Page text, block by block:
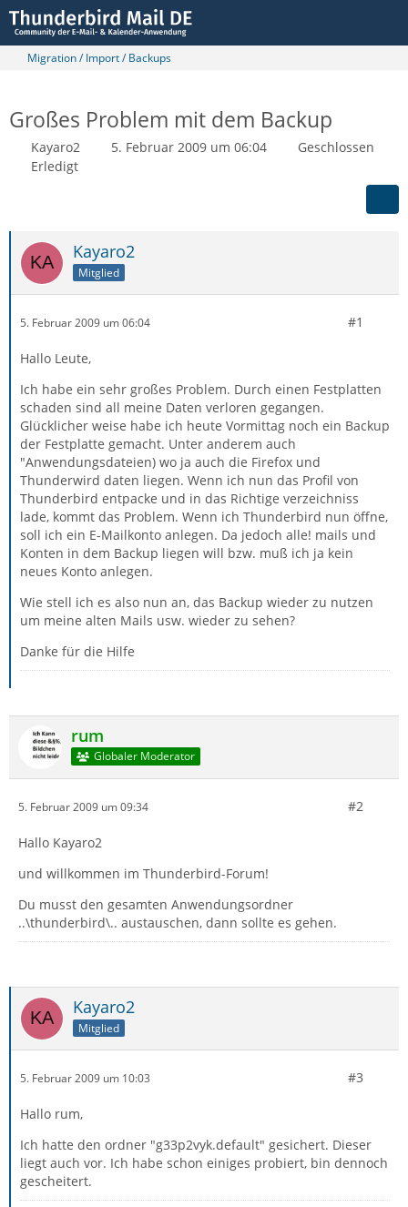
Migration / Import / Backups
Großes Problem mit dem Backup
Kayaro2 5. Februar 2009 um 06:04
Geschlossen
Erledigt
Kayaro2
Mitglied
5. Februar 2009 um 06:04 #1
Hallo Leute,
Ich habe ein sehr großes Problem. Durch einen Festplatten
schaden sind all meine Daten verloren gegangen.
Glücklicher weise habe ich heute Vormittag noch ein Backup
der Festplatte gemacht. Unter anderem auch
"Anwendungsdateien) wo ja auch die Firefox und
Thunderwird daten liegen. Wenn ich nun das Profil von
Thunderbird entpacke und in das Richtige verzeichniss
lade, kommt das Problem. Wenn ich Thunderbird nun öffne,
soll ich ein E-Mailkonto anlegen. Da jedoch alle! mails und
Konten in dem Backup liegen will bzw. muß ich ja kein
neues Konto anlegen.
Wie stell ich es also nun an, das Backup wieder zu nutzen
um meine alten Mails usw. wieder zu sehen?
Danke für die Hilfe
rum
Globaler Moderator
5. Februar 2009 um 09:34 #2
Hallo Kayaro2
und willkommen im Thunderbird-Forum!
Du musst den gesamten Anwendungsordner
..\thunderbird\.. austauschen, dann sollte es gehen.
Kayaro2
Mitglied
5. Februar 2009 um 10:03 #3
Hallo rum,
Ich hatte den ordner "g33p2vyk.default" gesichert. Dieser
liegt auch vor. Ich habe schon einiges probiert, bin dennoch
gescheitert.